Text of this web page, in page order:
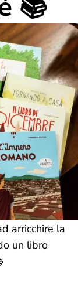
arricchire la
un libro